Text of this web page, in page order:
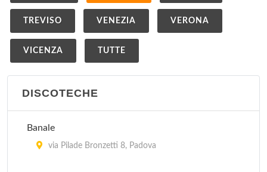
TREVISO VENEZIA VERONA
VICENZA TUTTE
DISCOTECHE
Banale
via Pilade Bronzetti 8, Padova